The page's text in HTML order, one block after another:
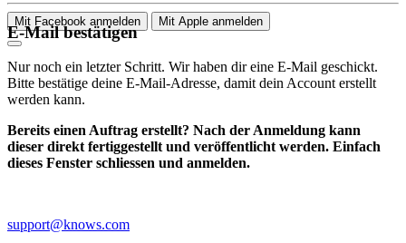
Mit Facebook anmelden Mit Apple anmelden
E-Mail bestätigen
Nur noch ein letzter Schritt. Wir haben dir eine E-Mail geschickt.
Bitte bestätige deine E-Mail-Adresse, damit dein Account erstellt
werden kann.
Bereits einen Auftrag erstellt? Nach der Anmeldung kann
dieser direkt fertiggestellt und veröffentlicht werden. Einfach
dieses Fenster schliessen und anmelden.
support@knows.com